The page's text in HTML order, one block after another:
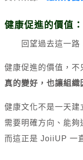
健康促進的價值
回望過去這一路，
健康促進的價值，不
真的變好，也讓組織
健康文化不是一天建
需要明確方向、能夠
而這正是 JoiiUP 一